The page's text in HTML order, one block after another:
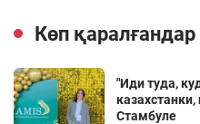
Көп қаралғандар
"Иди туда,
Стамбуле